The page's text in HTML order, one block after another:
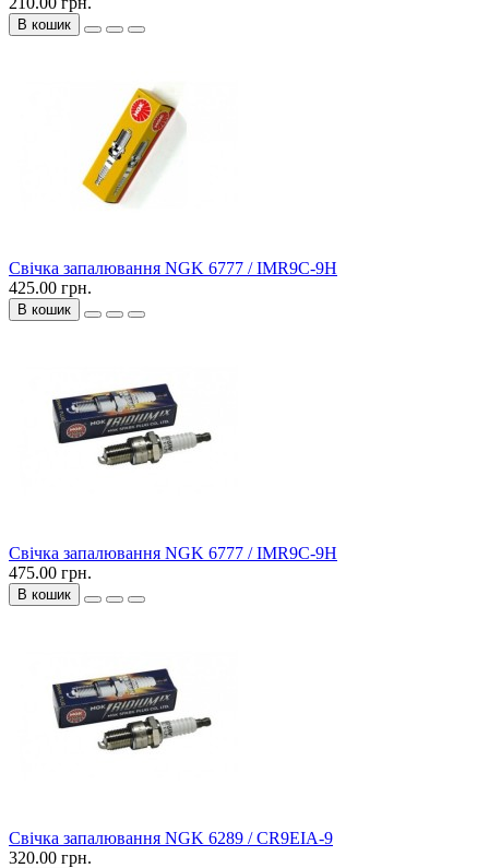
В кошик
Свічка запалювання NGK 6777 / IMR9C-9H
425.00 грн.
В кошик
Свічка запалювання NGK 6777 / IMR9C-9H
475.00 грн.
В кошик
Свічка запалювання NGK 6289 / CR9EIA-9
320.00 грн.